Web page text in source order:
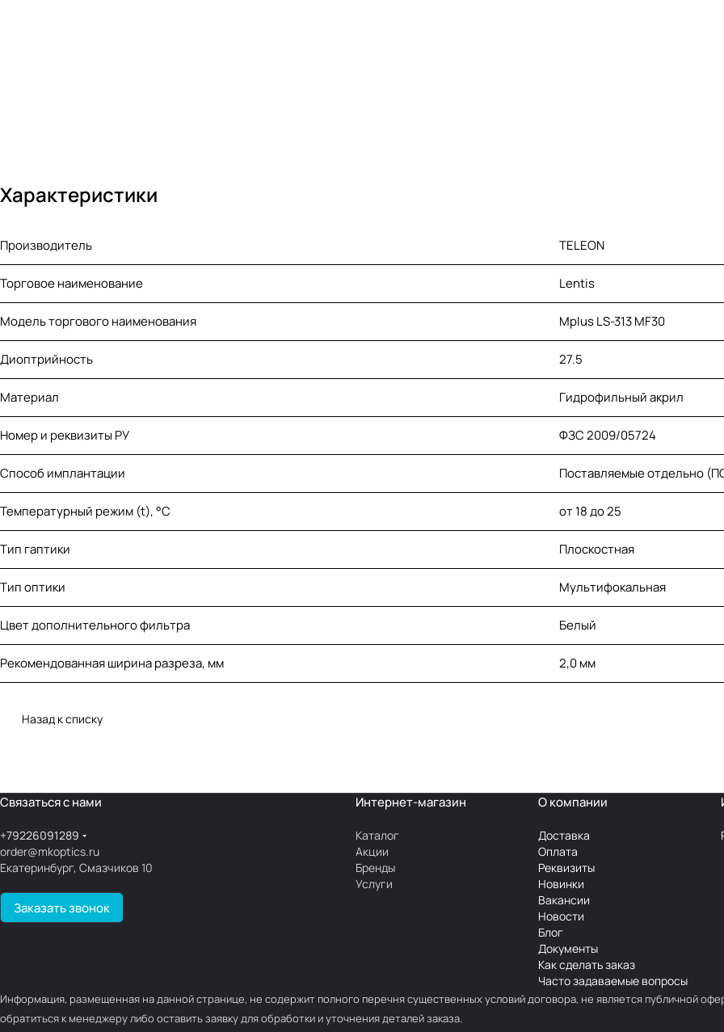
Характеристики
Производитель TELEON
Торговое наименование Lentis
Модель торгового наименования Mplus LS-313 MF30
Диоптрийность 27.5
Материал Гидрофильный акрил
Номер и реквизиты РУ ФЗС 2009/05724
Способ имплантации Поставляемые отдельно
Температурный режим (t), °С от 18 до 25
Тип гаптики Плоскостная
Тип оптики Мультифокальная
Цвет дополнительного фильтра Белый
Рекомендованная ширина разреза, мм 2,0 мм
Назад к списку
Связаться с нами
+79226091289
order@mkoptics.ru
Екатеринбург, Смазчиков 10
Заказать звонок
Интернет-магазин
Каталог
Акции
Бренды
Услуги
О компании
Доставка
Оплата
Реквизиты
Новинки
Вакансии
Новости
Блог
Документы
Как сделать заказ
Часто задаваемые вопросы
Информация, размещенная на данной странице, не содержит полного перечня существенных условий договора, не является публичной
обратиться к менеджеру либо оставить заявку для обработки и уточнения деталей заказа.